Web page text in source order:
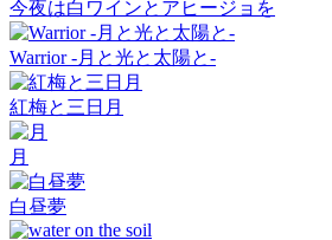
今夜は白ワインとアヒージョを
Warrior -月と光と太陽と-
紅梅と三日月
月
白昼夢